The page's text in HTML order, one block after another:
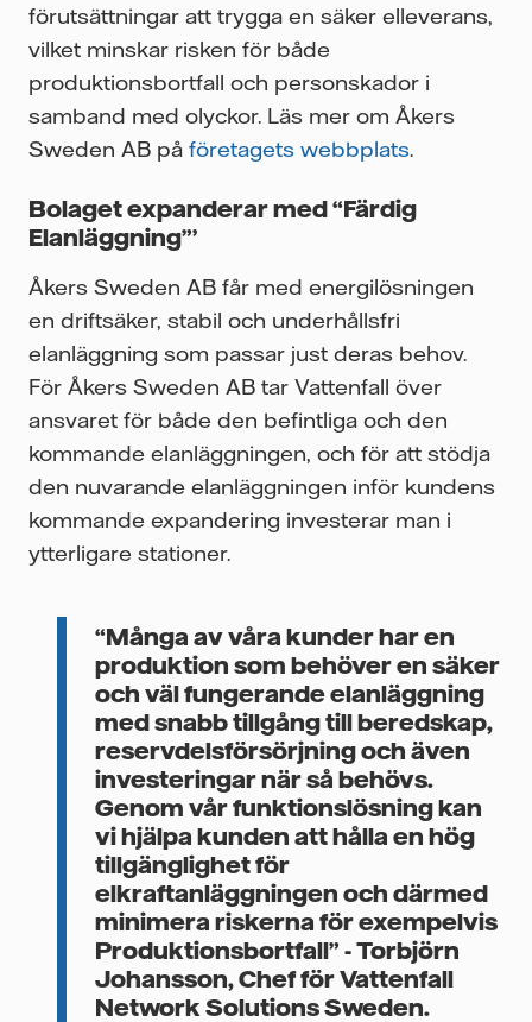
förutsättningar att trygga en säker elleverans,
vilket minskar risken för både
produktionsbortfall och personskador i
samband med olyckor. Läs mer om Åkers
Sweden AB på företagets webbplats.
Bolaget expanderar med “Färdig
Elanläggning”’
Åkers Sweden AB får med energilösningen
en driftsäker, stabil och underhållsfri
elanläggning som passar just deras behov.
För Åkers Sweden AB tar Vattenfall över
ansvaret för både den befintliga och den
kommande elanläggningen, och för att stödja
den nuvarande elanläggningen inför kundens
kommande expandering investerar man i
ytterligare stationer.
“Många av våra kunder har en
produktion som behöver en säker
och väl fungerande elanläggning
med snabb tillgång till beredskap,
reservdelsförsörjning och även
investeringar när så behövs.
Genom vår funktionslösning kan
vi hjälpa kunden att hålla en hög
tillgänglighet för
elkraftanläggningen och därmed
minimera riskerna för exempelvis
Produktionsbortfall” - Torbjörn
Johansson, Chef för Vattenfall
Network Solutions Sweden.